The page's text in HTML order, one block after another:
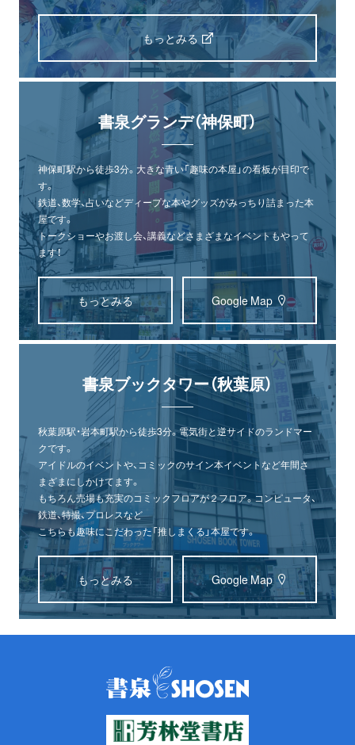
もっとみる
書泉グランデ（神保町）
神保町駅から徒歩3分。大きな青い「趣味の本屋」の看板が目印で
す。
鉄道、数学、占いなどディープな本やグッズがみっちり詰まった本
屋です。
トークショーやお渡し会、講義などさまざまなイベントもやって
ます！
もっとみる Google Map
書泉ブックタワー（秋葉原）
秋葉原駅・岩本町駅から徒歩3分。電気街と逆サイドのランドマー
クです。
アイドルのイベントや、コミックのサイン本イベントなど年間さ
まざまにしかけてます。
もちろん売場も充実のコミックフロアが２フロア。コンピュータ、
鉄道、特撮、プロレスなど
こちらも趣味にこだわった「推しまくる」本屋です。
もっとみる Google Map